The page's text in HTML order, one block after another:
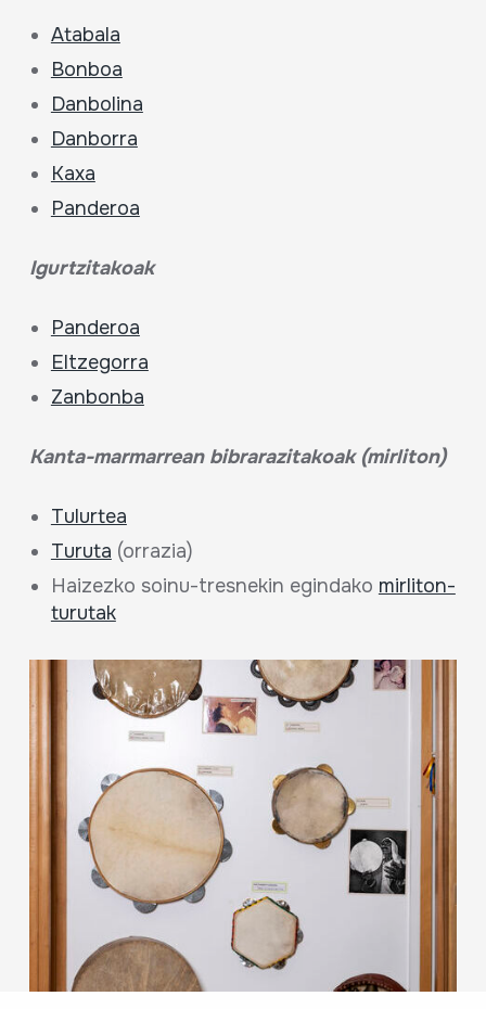
Atabala
Bonboa
Danbolina
Danborra
Kaxa
Panderoa
Igurtzitakoak
Panderoa
Eltzegorra
Zanbonba
Kanta-marmarrean bibrarazitakoak (mirliton)
Tulurtea
Turuta (orrazia)
Haizezko soinu-tresnekin egindako mirliton-
turutak